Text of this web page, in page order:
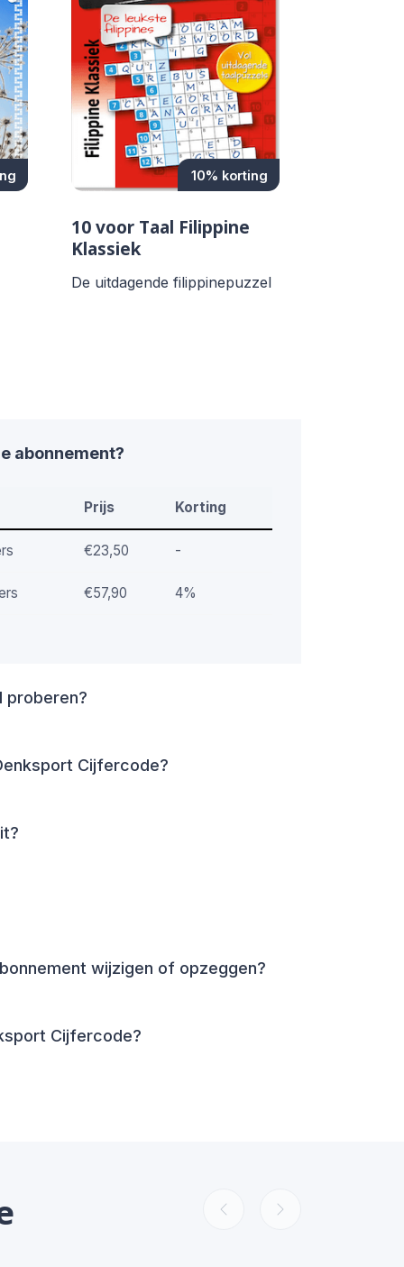
10% korting
10 voor Taal Filippine
Klassiek
De uitdagende filippinepuzzel
abonnement?
Prijs Korting
€23,50 -
€57,90 4%
proberen?
Cijfercode?
wijzigen of opzeggen?
Cijfercode?